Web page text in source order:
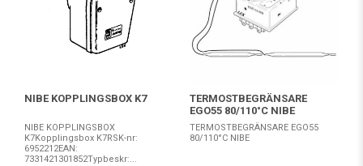
NIBE KOPPLINGSBOX K7
NIBE KOPPLINGSBOX
K7Kopplingsbox K7RSK-nr:
6952212EAN:
7331421301852Typbeskr:...
TERMOSTBEGRÄNSARE
EGO55 80/110°C NIBE
TERMOSTBEGRÄNSARE EGO55
80/110°C NIBE